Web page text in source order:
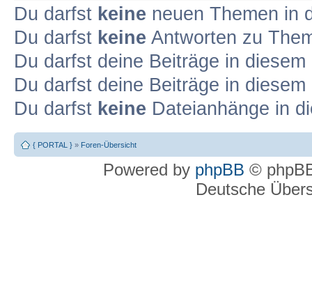
Du darfst keine neuen Themen in
Du darfst keine Antworten zu
Du darfst deine Beiträge in
Du darfst deine Beiträge in
Du darfst keine Dateianhänge in
{ PORTAL } » Foren-Übersicht
Powered by phpBB ©
Deutsche